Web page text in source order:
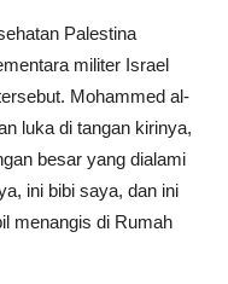
Palestina
militer Israel
Mohammed al-
luka di tangan kirinya,
besar yang dialami
ini bibi saya, dan ini
menangis di Rumah